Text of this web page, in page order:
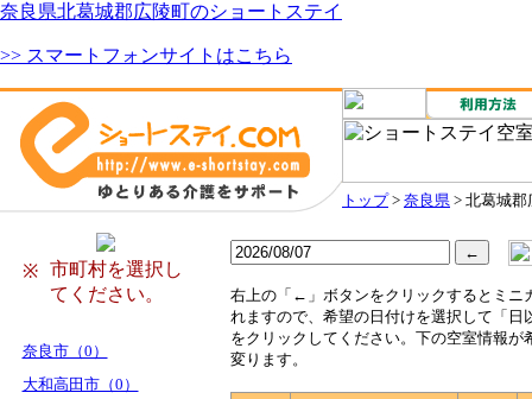
奈良県北葛城郡広陵町のショートステイ
>> スマートフォンサイトはこちら
トップ> 奈良県 > 北葛城郡
※
市町村を選択し
てください。
奈良市（0）
大和高田市（0）
右上の「←」ボタンをクリックするとミニ
れますので、希望の日付けを選択して「日
をクリックしてください。下の空室情報が
変ります。